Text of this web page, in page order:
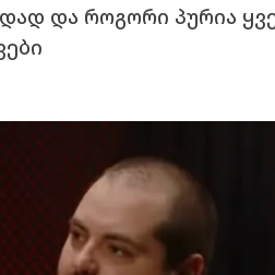
და როგორი პურია